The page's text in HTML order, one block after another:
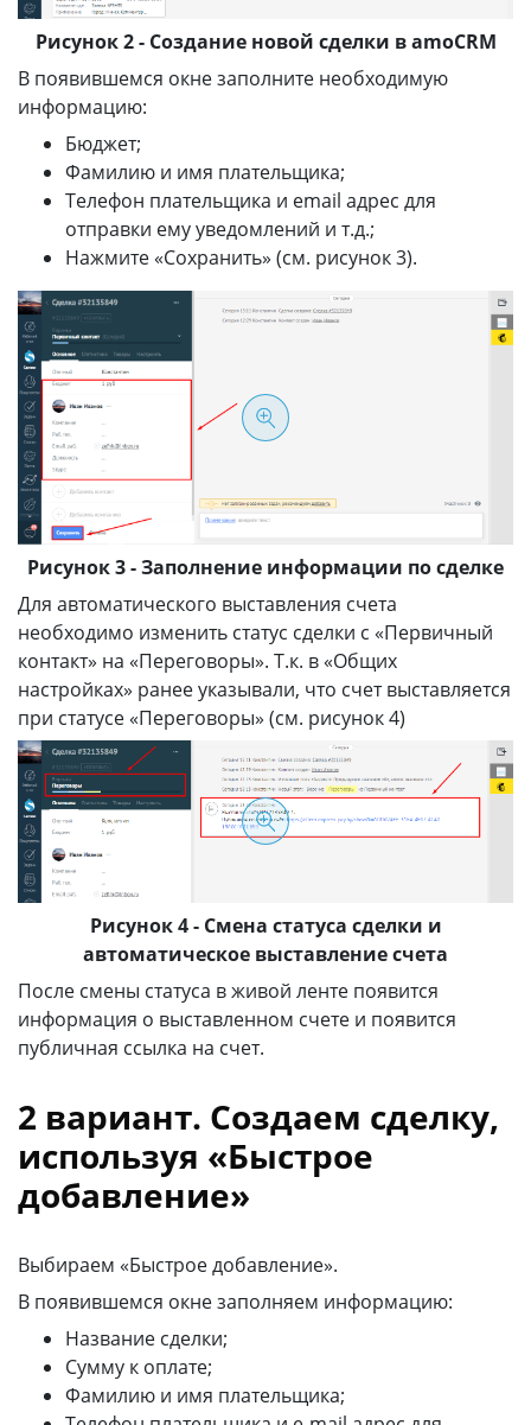
Рисунок 2 - Создание новой сделки в amoCRM
В появившемся окне заполните необходимую
информацию:
Бюджет;
Фамилию и имя плательщика;
Телефон плательщика и email адрес для
отправки ему уведомлений и т.д.;
Нажмите «Сохранить» (см. рисунок 3).
Рисунок 3 - Заполнение информации по сделке
Для автоматического выставления счета
необходимо изменить статус сделки с «Первичный
контакт» на «Переговоры». Т.к. в «Общих
настройках» ранее указывали, что счет выставляется
при статусе «Переговоры» (см. рисунок 4)
Рисунок 4 - Смена статуса сделки и
автоматическое выставление счета
После смены статуса в живой ленте появится
информация о выставленном счете и появится
публичная ссылка на счет.
2 вариант. Создаем сделку,
используя «Быстрое
добавление»
Выбираем «Быстрое добавление».
В появившемся окне заполняем информацию:
Название сделки;
Сумму к оплате;
Фамилию и имя плательщика;